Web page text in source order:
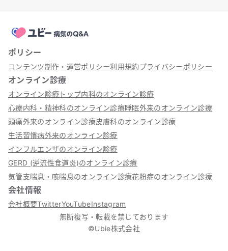
ポリシー
コンテンツ制作・運営ポリシー利用規約プライバシーポリシー
オンライン診療
オンライン診療トップ内科のオンライン診療
心療内科・精神科のオンライン診療睡眠外来のオンライン診療
頭痛外来のオンライン診療皮膚科のオンライン診療
生活習慣病外来のオンライン診療
インフルエンザのオンライン診療
GERD (逆流性食道炎)のオンライン診療
気管支喘息・咳喘息のオンライン診療花粉症のオンライン診療
会社情報
会社概要TwitterYouTubeInstagram
無断複写・転載を禁じております
©Ubie株式会社